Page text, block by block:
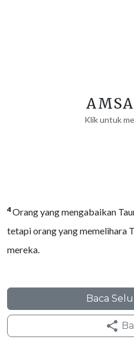
Klik untuk
4Orang yang mengabaikan
tetapi orang yang memelihara
mereka.
Baca